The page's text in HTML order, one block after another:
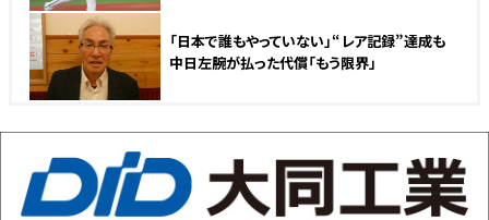
「日本で誰もやっていない」“レア記録”達成も
中日左腕が払った代償「もう限界」